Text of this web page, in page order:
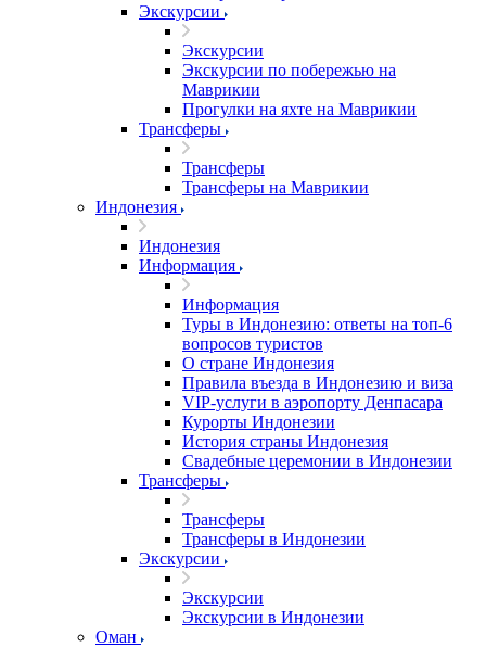
Экскурсии
Экскурсии
Экскурсии по побережью на
Маврикии
Прогулки на яхте на Маврикии
Трансферы
Трансферы
Трансферы на Маврикии
Индонезия
Индонезия
Информация
Информация
Туры в Индонезию: ответы на топ-6
вопросов туристов
О стране Индонезия
Правила въезда в Индонезию и виза
VIP-услуги в аэропорту Денпасара
Курорты Индонезии
История страны Индонезия
Свадебные церемонии в Индонезии
Трансферы
Трансферы
Трансферы в Индонезии
Экскурсии
Экскурсии
Экскурсии в Индонезии
Оман